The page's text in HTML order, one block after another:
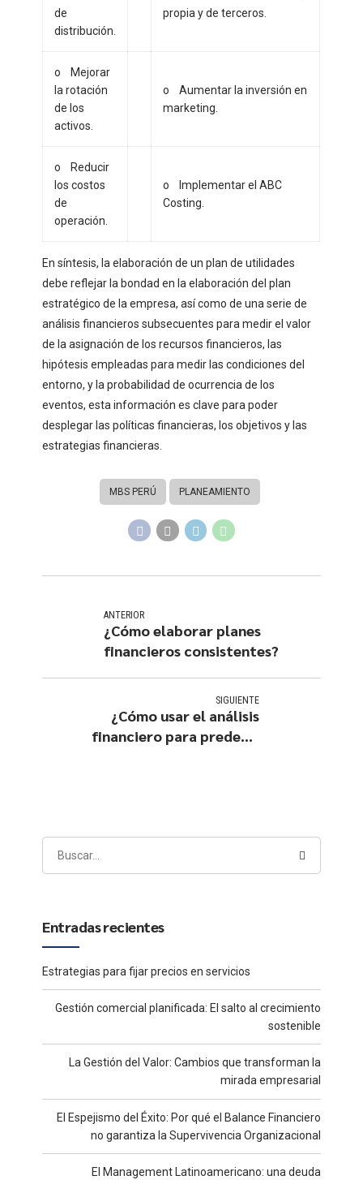
de
distribución.
propia y de terceros.
o Mejorar
la rotación
de los
activos.
o Aumentar la inversión en
marketing.
o Reducir
los costos
de
operación.
o Implementar el ABC
Costing.
En síntesis, la elaboración de un plan de utilidades
debe reflejar la bondad en la elaboración del plan
estratégico de la empresa, así como de una serie de
análisis financieros subsecuentes para medir el valor
de la asignación de los recursos financieros, las
hipótesis empleadas para medir las condiciones del
entorno, y la probabilidad de ocurrencia de los
eventos, esta información es clave para poder
desplegar las políticas financieras, los objetivos y las
estrategias financieras.
MBS PERÚ PLANEAMIENTO
ANTERIOR
¿Cómo elaborar planes
financieros consistentes?
SIGUIENTE
¿Cómo usar el análisis
financiero para predecir
Entradas recientes
Estrategias para fijar precios en servicios
Gestión comercial planificada: El salto al crecimiento
sostenible
La Gestión del Valor: Cambios que transforman la
mirada empresarial
El Espejismo del Éxito: Por qué el Balance Financiero
no garantiza la Supervivencia Organizacional
El Management Latinoamericano: una deuda